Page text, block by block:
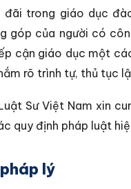
đãi trong giáo dục
góp của người có
cận giáo dục một
rõ trình tự, thủ tục
Sư Việt Nam xin
quy định pháp luật
lý